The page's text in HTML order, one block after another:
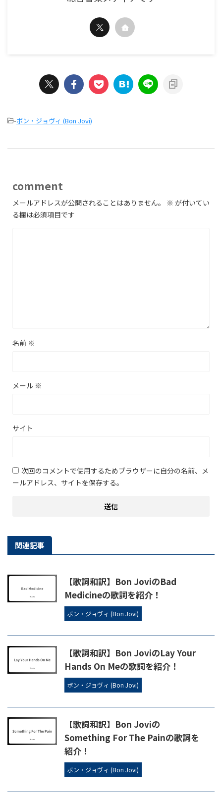
-ボン・ジョヴィ (Bon Jovi)
comment
メールアドレスが公開されることはありません。 ※ が付いてい
る欄は必須項目です
名前 ※
メール ※
サイト
次回のコメントで使用するためブラウザーに自分の名前、メ
ールアドレス、サイトを保存する。
関連記事
【歌詞和訳】Bon JoviのBad
Medicineの歌詞を紹介！
ボン・ジョヴィ (Bon Jovi)
【歌詞和訳】Bon JoviのLay Your
Hands On Meの歌詞を紹介！
ボン・ジョヴィ (Bon Jovi)
【歌詞和訳】Bon Joviの
Something For The Painの歌詞を
紹介！
ボン・ジョヴィ (Bon Jovi)